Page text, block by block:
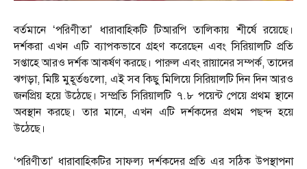
বর্তমানে ‘পরিণীতা’ ধারাবাহিকটি টিআরপি তালিকায় শীর্ষে রয়েছে।
দর্শকরা এখন এটি ব্যাপকভাবে গ্রহণ করেছেন এবং সিরিয়ালটি প্রতি
সপ্তাহে আরও দর্শক আকর্ষণ করছে। পারুল এবং রায়ানের সম্পর্ক, তাদের
ঝগড়া, মিষ্টি মুহূর্তগুলো, এই সব কিছু মিলিয়ে সিরিয়ালটি দিন দিন আরও
জনপ্রিয় হয়ে উঠেছে। সম্প্রতি সিরিয়ালটি ৭.৮ পয়েন্ট পেয়ে প্রথম স্থানে
অবস্থান করছে। তার মানে, এখন এটি দর্শকদের প্রথম পছন্দ হয়ে
উঠেছে।
‘পরিণীতা’ ধারাবাহিকটির সাফল্য দর্শকদের প্রতি এর সঠিক উপস্থাপনা